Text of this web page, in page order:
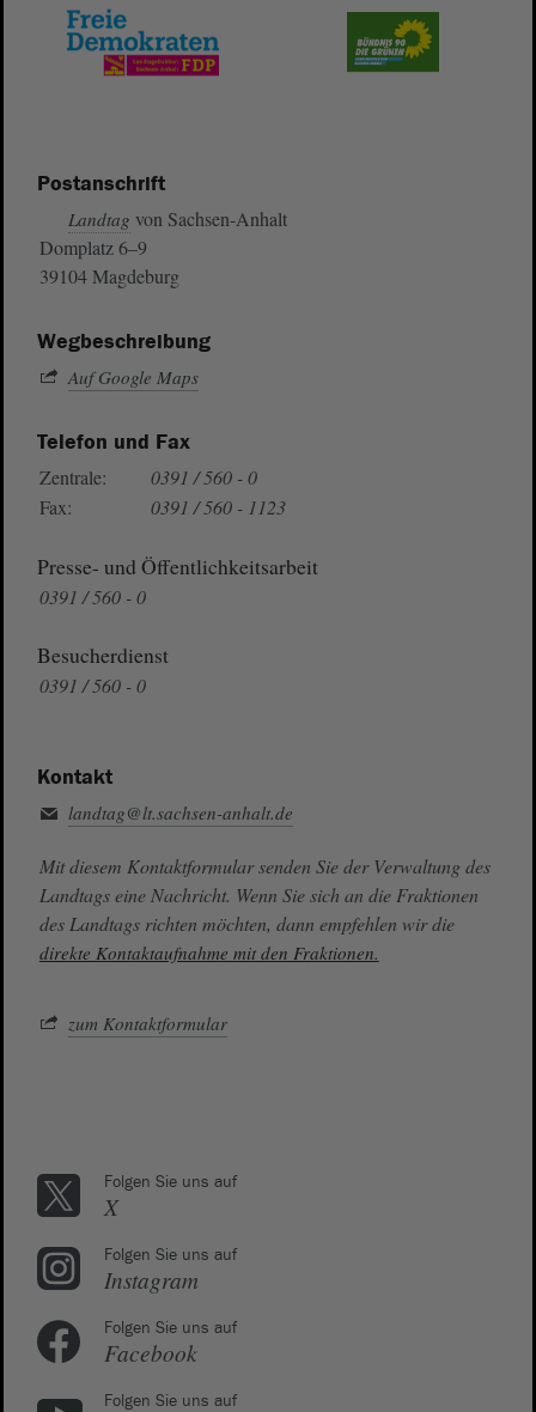
Postanschrift
Landtag von Sachsen-Anhalt
Domplatz 6–9
39104 Magdeburg
Wegbeschreibung
Auf Google Maps
Telefon und Fax
Zentrale:
0391 / 560 - 0
Fax:
0391 / 560 - 1123
Presse- und Öffentlichkeitsarbeit
0391 / 560 - 0
Besucherdienst
0391 / 560 - 0
Kontakt
landtag@lt.sachsen-anhalt.de
Mit diesem Kontaktformular senden Sie der Verwaltung des
Landtags eine Nachricht. Wenn Sie sich an die Fraktionen
des Landtags richten möchten, dann empfehlen wir die
direkte Kontaktaufnahme mit den Fraktionen.
zum Kontaktformular
Folgen Sie uns auf
X
Folgen Sie uns auf
Instagram
Folgen Sie uns auf
Facebook
Folgen Sie uns auf